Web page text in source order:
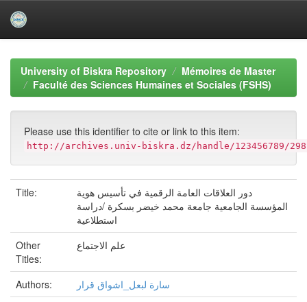
navigationUniversity of Biskra Repository
Mémoires de Master
Faculté des Sciences Humaines et Sociales (FSHS)
Please use this identifier to cite or link to this item:
http://archives.univ-biskra.dz/handle/123456789/
Title:
دور العلاقات العامة الرقمية في تأسيس هوية
المؤسسة الجامعية جامعة محمد خيضر بسكرة /دراسة
استطلاعية
Other
Titles:
علم الاجتماع
Authors:
سارة لبعل_اشواق قرار